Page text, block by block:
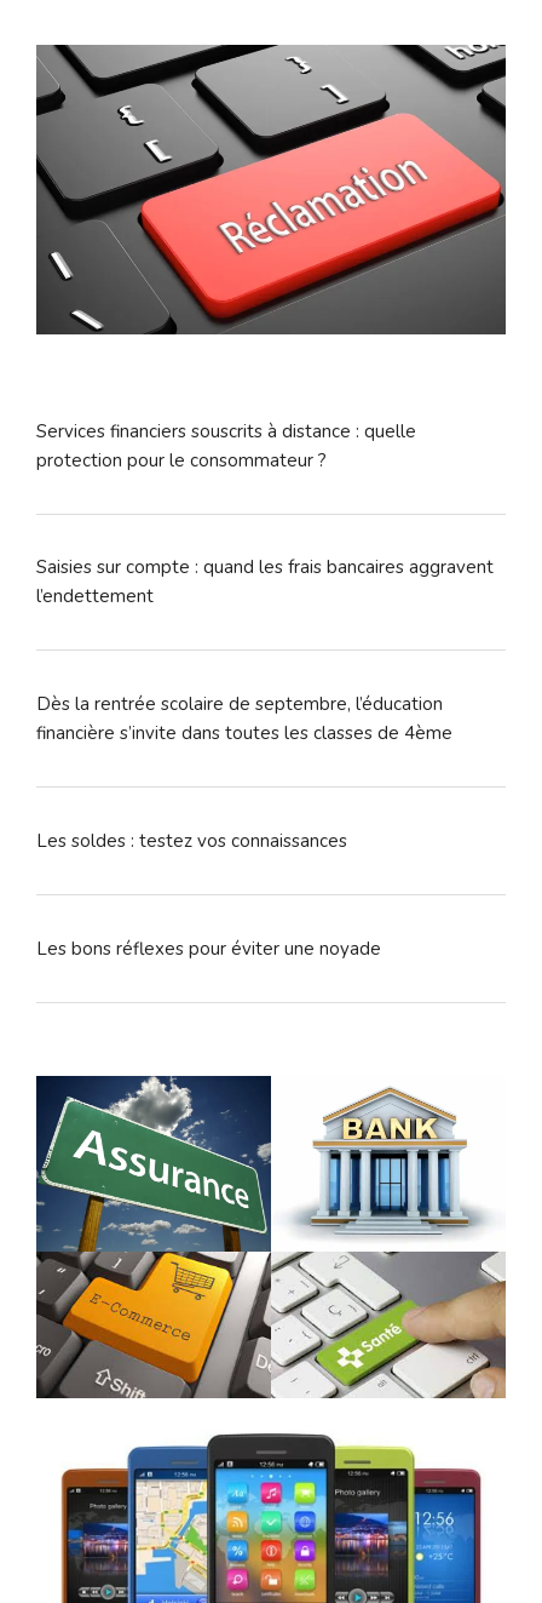
Services financiers souscrits à distance : quelle
protection pour le consommateur ?
Saisies sur compte : quand les frais bancaires aggravent
l’endettement
Dès la rentrée scolaire de septembre, l’éducation
financière s’invite dans toutes les classes de 4ème
Les soldes : testez vos connaissances
Les bons réflexes pour éviter une noyade